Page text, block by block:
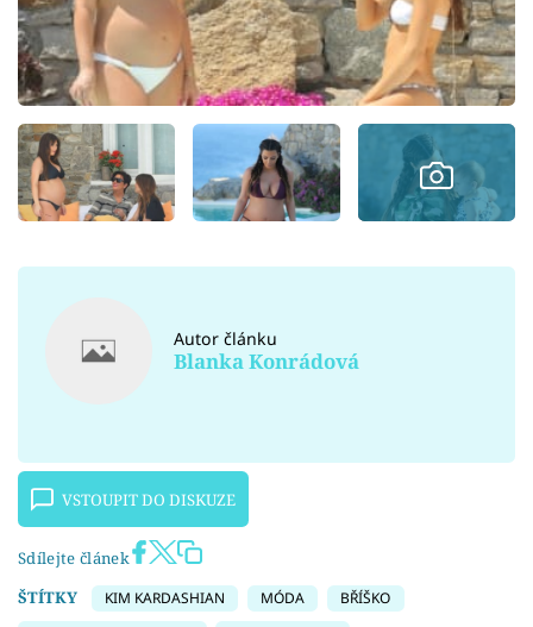
Autor článku
Blanka Konrádová
VSTOUPIT DO DISKUZE
Sdílejte článek
ŠTÍTKY
KIM KARDASHIAN MÓDA
BŘÍŠKO